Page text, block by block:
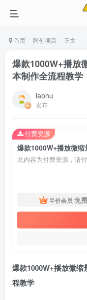
首页 网创项目 正文
爆款1000W+播放
本制作全流程教学
laohu
发布
此内容为付费资源，请
半价会员 免
付费资源
爆款1000W+播放微
程教学